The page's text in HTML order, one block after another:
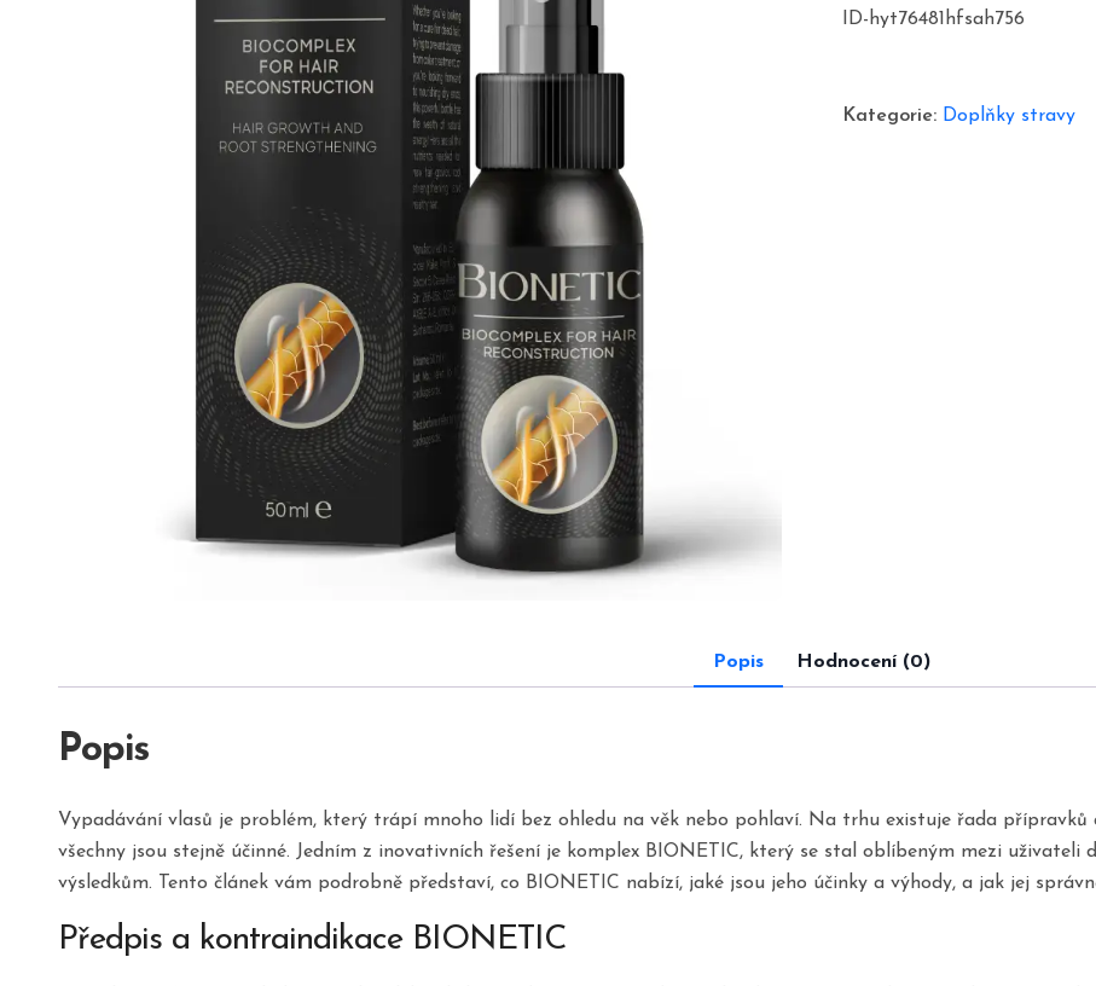
ID-hyt76481hfsah756
Kategorie: Doplňky stravy
Popis Hodnocení (0)
Popis
Vypadávání vlasů je problém, který trápí mnoho lidí bez ohledu na věk nebo pohlaví. Na trhu existuje řada
všechny jsou stejně účinné. Jedním z inovativních řešení je komplex BIONETIC, který se stal oblíbeným mezi
výsledkům. Tento článek vám podrobně představí, co BIONETIC nabízí, jaké jsou jeho účinky a výhody, a jak jej
Předpis a kontraindikace BIONETIC